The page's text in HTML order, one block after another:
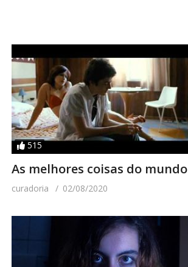
515
As melhores coisas do mundo
curadoria 02/08/2020